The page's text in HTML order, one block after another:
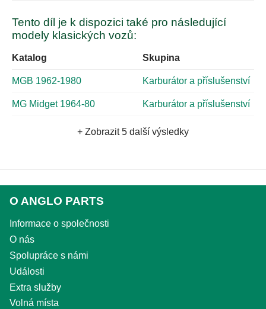
Tento díl je k dispozici také pro následující
modely klasických vozů:
Katalog Skupina
MGB 1962-1980 Karburátor a příslušenství
MG Midget 1964-80 Karburátor a příslušenství
+ Zobrazit 5 další výsledky
O ANGLO PARTS
Informace o společnosti
O nás
Spolupráce s námi
Události
Extra služby
Volná místa